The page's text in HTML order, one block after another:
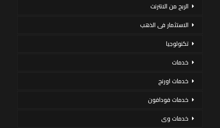
الربح من الانترنت
الاستثمار فى الذهب
تكنولوجيا
خدمات
خدمات اورنج
خدمات فودافون
خدمات وى